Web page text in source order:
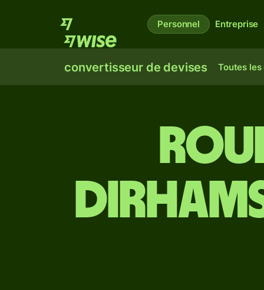
Personnel Entreprise
convertisseur de devises Toutes les